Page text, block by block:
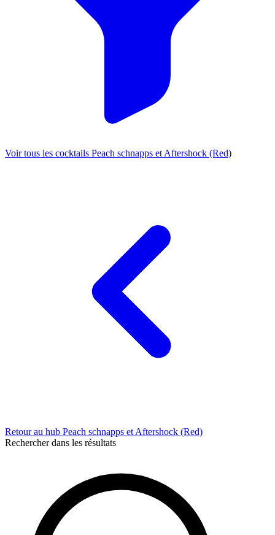
Voir tous les cocktails Peach schnapps et Aftershock (Red)
Retour au hub Peach schnapps et Aftershock (Red)
Rechercher dans les résultats